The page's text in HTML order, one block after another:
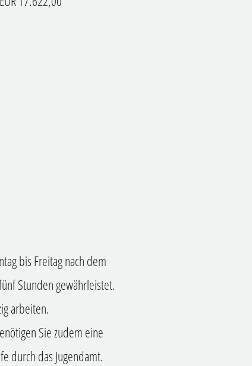
bis Freitag nach dem
Stunden gewährleistet.
arbeiten.
Sie zudem eine
durch das Jugendamt.